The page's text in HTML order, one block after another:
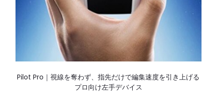
Pilot Pro｜視線を奪わず、指先だけで編集速度を引き上げる
プロ向け左手デバイス